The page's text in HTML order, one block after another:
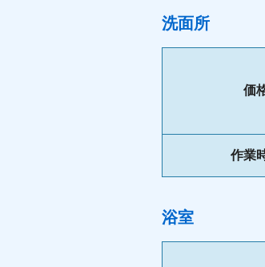
洗面所
価
作業
浴室